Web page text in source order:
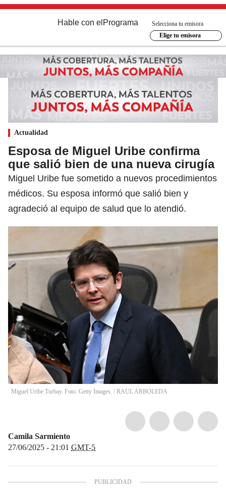
Hable con el Programa
Selecciona tu emisora
Elige tu emisora
Actualidad
Esposa de Miguel Uribe confirma
que salió bien de una nueva cirugía
Miguel Uribe fue sometido a nuevos procedimientos
médicos. Su esposa informó que salió bien y
agradeció al equipo de salud que lo atendió.
Miguel Uribe Turbay. Foto: Getty Images. / RAUL ARBOLEDA
Camila Sarmiento
27/06/2025 - 21:01 GMT-5